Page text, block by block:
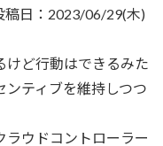
稿日：2023/06/29(木)
けど行動はできるみた
ンティブを維持しつつ
ラウドコントローラー